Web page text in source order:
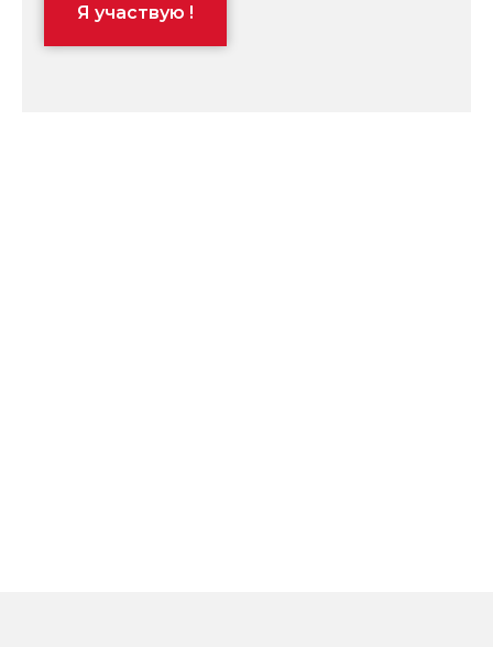
Я участвую !